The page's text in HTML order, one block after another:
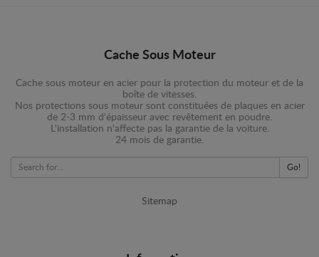
Cache Sous Moteur
Cache sous moteur en acier pour la protection du moteur et de la
boîte de vitesses.
Nos protections sous moteur sont constituées de plaques en acier
de 2-3 mm d'épaisseur avec revêtement en poudre.
L'installation n'affecte pas la garantie de la voiture.
24 mois de garantie.
Go!
Sitemap